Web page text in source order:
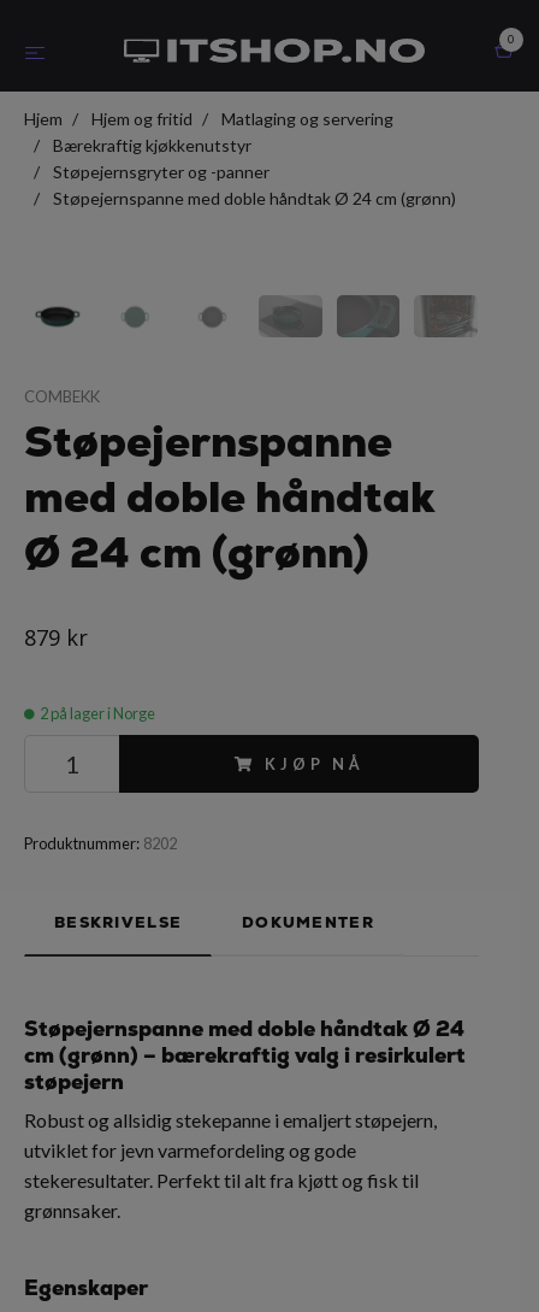
0
Hjem Hjem og fritid
Matlaging og servering
Bærekraftig kjøkkenutstyr
Støpejernsgryter og -panner
Støpejernspanne med doble håndtak Ø 24 cm (grønn)
COMBEKK
Støpejernspanne
med doble håndtak
Ø 24 cm (grønn)
879 kr
2på lager i Norge
KJØP NÅ
Produktnummer: 8202
BESKRIVELSE DOKUMENTER
Støpejernspanne med doble håndtak Ø 24
cm (grønn) – bærekraftig valg i resirkulert
støpejern
Robust og allsidig stekepanne i emaljert støpejern,
utviklet for jevn varmefordeling og gode
stekeresultater. Perfekt til alt fra kjøtt og fisk til
grønnsaker.
Egenskaper